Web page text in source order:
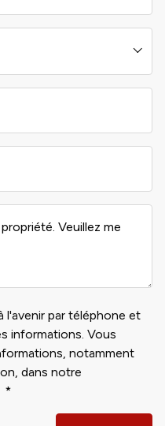
par téléphone et
informations. Vous
notamment
dans notre